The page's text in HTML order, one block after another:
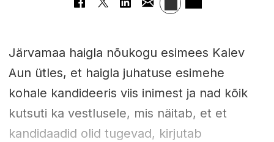
Järvamaa haigla nõukogu esimees Kalev
Aun ütles, et haigla juhatuse esimehe
kohale kandideeris viis inimest ja nad kõik
kutsuti ka vestlusele, mis näitab, et et
kandidaadid olid tugevad, kirjutab